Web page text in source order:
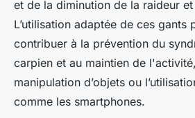
et de la diminution de la raideur
L’utilisation adaptée de ces gants
contribuer à la prévention du
carpien et au maintien de
manipulation d’objets ou
comme les smartphones.